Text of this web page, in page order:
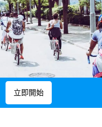
安區忠孝東路四段290號，
立即開始